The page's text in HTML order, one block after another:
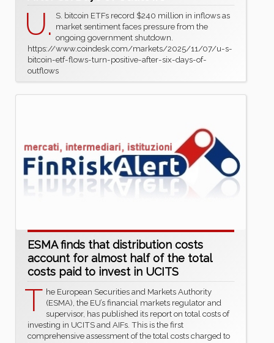
U. S. bitcoin ETFs record $240 million in inflows as
market sentiment faces pressure from the
ongoing government shutdown.
https://www.coindesk.com/markets/2025/11/07/u-s-
bitcoin-etf-flows-turn-positive-after-six-days-of-
outflows
ESMA finds that distribution costs
account for almost half of the total
costs paid to invest in UCITS
T he European Securities and Markets Authority
(ESMA), the EU’s financial markets regulator and
supervisor, has published its report on total costs of
investing in UCITS and AIFs. This is the first
comprehensive assessment of the total costs charged to